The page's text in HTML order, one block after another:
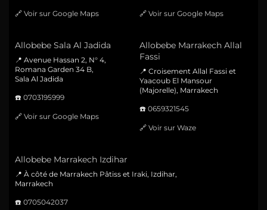
🔗 Voir sur Google Maps 🔗 Voir sur Google Maps
Allobebe Sala Al Jadida
📍 Avenue Hassan 2, N° 4,
Romana Garden 34 B,
Sala Al Jadida
☎️ 0703195999
🔗 Voir sur Google Maps
Allobebe Marrakech Allal
Fassi
📍 Croisement Allal Fassi et
Yaacoub El Mansour
(Majorelle), Marrakech
☎️ 0659321545
🔗 Voir sur Waze
Allobebe Marrakech Izdihar
📍 À côté de Marrakech Pâtiss et Iraki, Izdihar,
Marrakech
☎️ 0705042037